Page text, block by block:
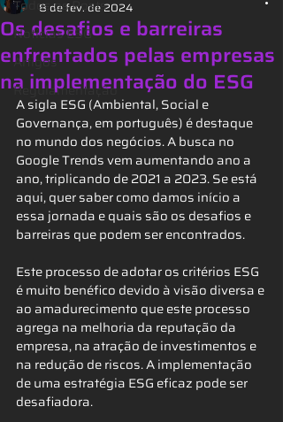
Todos os Posts
Notícias ESG
Artigos
Regulamentação
Os desafios e barreiras
enfrentados pelas empresas
na implementação do ESG
8 de fev. de 2024
A sigla ESG (Ambiental, Social e
Governança, em português) é destaque
no mundo dos negócios. A busca no
Google Trends vem aumentando ano a
ano, triplicando de 2021 a 2023. Se está
aqui, quer saber como damos início a
essa jornada e quais são os desafios e
barreiras que podem ser encontrados.
Este processo de adotar os critérios ESG
é muito benéfico devido à visão diversa e
ao amadurecimento que este processo
agrega na melhoria da reputação da
empresa, na atração de investimentos e
na redução de riscos. A implementação
de uma estratégia ESG eficaz pode ser
desafiadora.